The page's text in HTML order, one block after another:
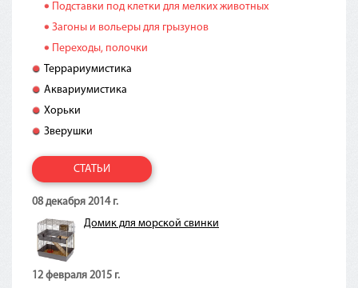
Подставки под клетки для мелких животных
Загоны и вольеры для грызунов
Переходы, полочки
Террариумистика
Аквариумистика
Хорьки
Зверушки
СТАТЬИ
08 декабря 2014 г.
Домик для морской свинки
12 февраля 2015 г.